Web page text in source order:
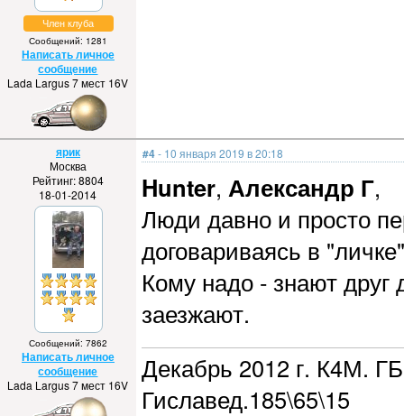
Член клуба
Сообщений: 1281
Написать личное
сообщение
Lada Largus 7 мест 16V
ярик
Москва
Рейтинг: 8804
18-01-2014
Сообщений: 7862
Написать личное
сообщение
Lada Largus 7 мест 16V
#4- 10 января 2019 в 20:18
Hunter, Александр Г,
Люди давно и просто
договариваясь в
Кому надо - знают друг
заезжают.
Декабрь 2012 г. К4М.
Гиславед.185\65\15